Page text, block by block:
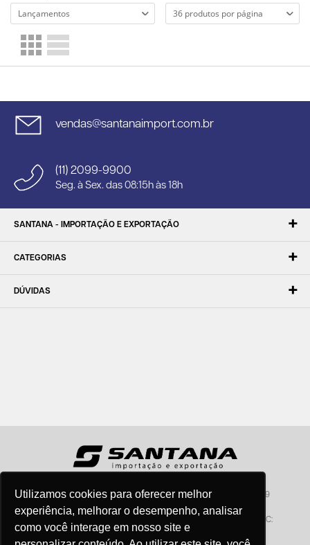
Utilizamos cookies para oferecer melhor
experiência, melhorar o desempenho, analisar
como você interage em nosso site e
vendas@santanaimport.com.br
(11) 2099-9900
Seg. à Sex. das 08:15h às 18h
SANTANA - IMPORTAÇÃO E EXPORTAÇÃO
CATEGORIAS
DÚVIDAS
Santana - Importação e Exportação - CNPJ:57.464.653/0001-49
Atendimento por telefone: dias úteis, das 08:15hs às 18:00hs
SAC:
sac@santanaimport.com.br